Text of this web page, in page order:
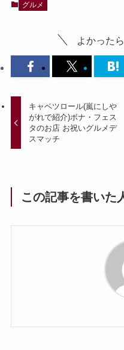
グルメ
よかった
キャベツロール(嵐にしや
がれで紹介)ボナ・フェス
タのお店 お祝いグルメデ
スマッチ
この記事を書いた